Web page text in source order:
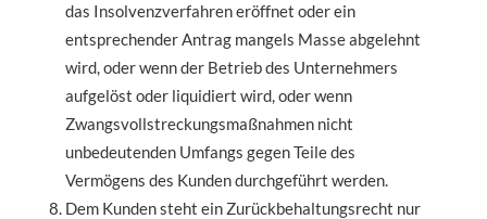
das Insolvenzverfahren eröffnet oder ein
entsprechender Antrag mangels Masse abgelehnt
wird, oder wenn der Betrieb des Unternehmers
aufgelöst oder liquidiert wird, oder wenn
Zwangsvollstreckungsmaßnahmen nicht
unbedeutenden Umfangs gegen Teile des
Vermögens des Kunden durchgeführt werden.
Dem Kunden steht ein Zurückbehaltungsrecht nur